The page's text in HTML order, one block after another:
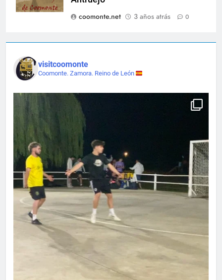
coomonte.net
3 años atrás 0
visitcoomonte
Coomonte. Zamora. Reino de León